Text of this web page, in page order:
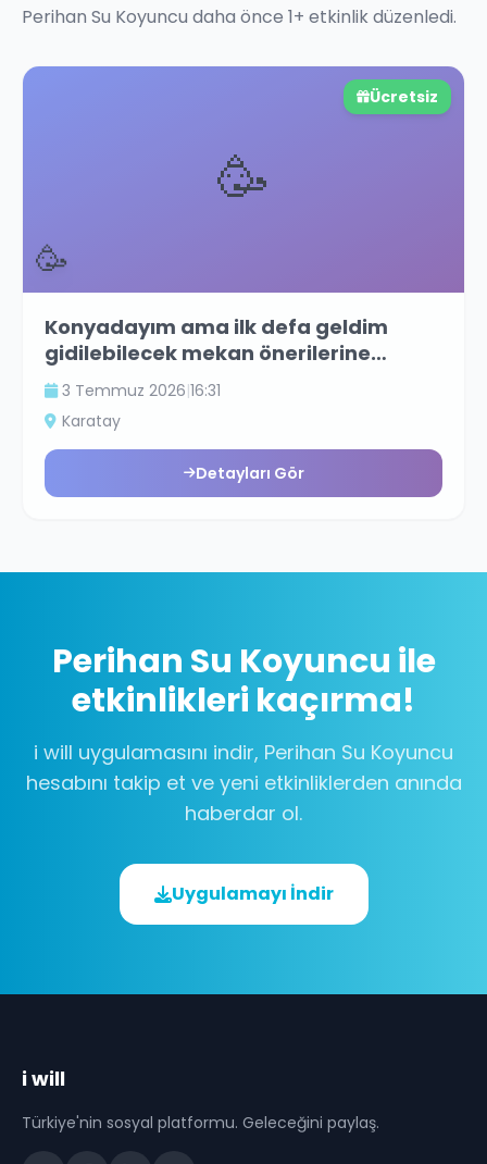
Perihan Su Koyuncu daha önce 1+ etkinlik düzenledi.
🥳
Ücretsiz
🥳
Konyadayım ama ilk defa geldim
gidilebilecek mekan önerilerine
açığım
3 Temmuz 2026|16:31
Karatay
Detayları Gör
Perihan Su Koyuncu ile
etkinlikleri kaçırma!
i will uygulamasını indir, Perihan Su Koyuncu
hesabını takip et ve yeni etkinliklerden anında
haberdar ol.
Uygulamayı İndir
i will
Türkiye'nin sosyal platformu. Geleceğini paylaş.